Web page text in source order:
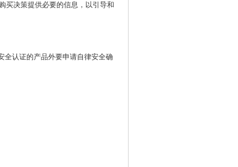
买决策提供必要的信息，以引导和
全认证的产品外要申请自律安全确